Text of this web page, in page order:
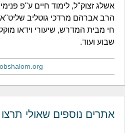
אשלג זצוק"ל, לימוד חיים ע"פ
הרב אברהם מרדכי גוטליב
חי מבית המדרש, שיעורי וידאו
שבוע ועוד.
אתרים נוספים שאולי